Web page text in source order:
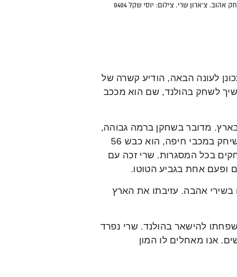
צ'ארון שרי. צילום: יוסי שקל 0404
לעונה הבאה, הודיע קשרה של
לשחק בהולנד, שם הוא מככב
מדובר בשחקן ברמה גבוהה,
ששידרג את מכבי חיפה והפך לקפטן. במהלך 4.5 עונות ששיחק במכבי חיפה, הוא כבש 56
המסגרות, בישל 46 שערים והופיע ב-214 משחקים בכל המסגרות. שרי זכה עם
ופעם אחת בגביע הטוטו.
בשירי אהבה. עזיבתו את הארץ
להישאר בהולנד. שרי נפרד
אנו מאחלים לו המון